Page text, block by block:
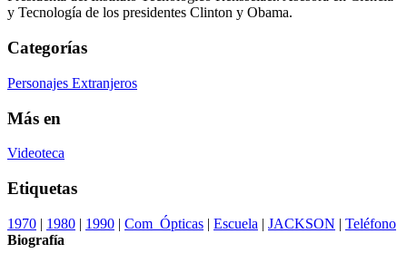
y Tecnología de los presidentes Clinton y Obama.
Categorías
Personajes Extranjeros
Más en
Videoteca
Etiquetas
1970 | 1980 | 1990 | Com_Ópticas | Escuela | JACKSON | Teléfono
Biografía